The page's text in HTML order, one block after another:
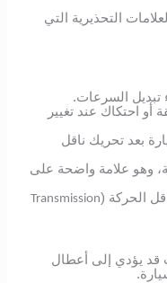
التحذيرية التي
تبديل السرعات.
احتكاك عند تغيير
بعد تحريك ناقل
وهو علامة واضحة على
الحركة (Transmission
قد يؤدي إلى أعطال